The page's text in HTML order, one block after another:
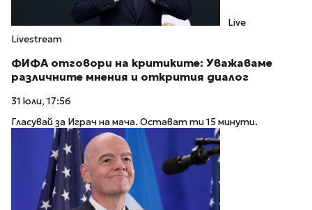
Live
Livestream
ФИФА отговори на критиките: Уважаваме
различните мнения и открития диалог
31 юли, 17:56
Гласувай за Играч на мача. Остават ти 15 минути.